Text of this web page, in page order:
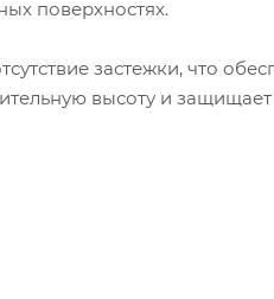
поверхностях.
застежки, что
высоту и защищает